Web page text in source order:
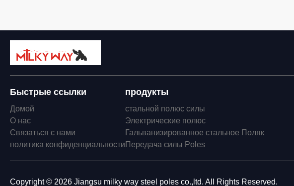
Быстрые ссылки
Домой
О нас
Связаться с нами
политика конфиденциальности
продукты
стальной полюс силы
Электрические полюс
Гальванизированное стальное Поляк
Передача силы Poles
Copyright © 2026 Jiangsu milky way steel poles co.,ltd. All Rights Reserved.